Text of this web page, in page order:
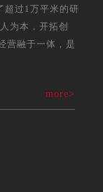
超过1万平米的研
为本，开拓创
营融于一体，是
more>